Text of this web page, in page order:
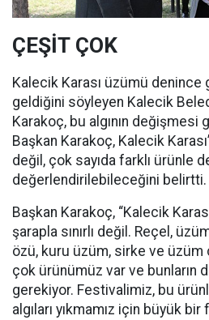
ÇEŞİT ÇOK
Kalecik Karası üzümü denince
geldiğini söyleyen Kalecik
Karakoç, bu algının değişmesi
Başkan Karakoç, Kalecik
değil, çok sayıda farklı ürünle
değerlendirilebileceğini belirtti.
Başkan Karakoç, “Kalecik
şarapla sınırlı değil. Reçel,
özü, kuru üzüm, sirke ve üzüm
çok ürünümüz var ve bunların
gerekiyor. Festivalimiz, bu
algıları yıkmamız için büyük